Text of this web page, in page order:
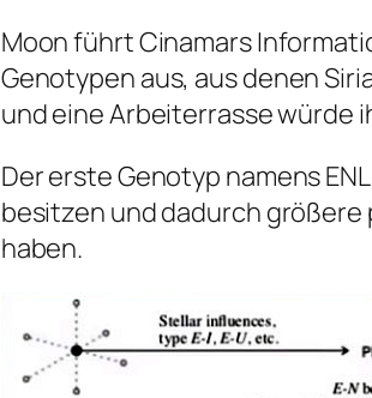
Moon führt Cinamars
Genotypen aus, aus denen
und eine Arbeiterrasse würde
Der erste Genotyp namens
besitzen und dadurch
haben.